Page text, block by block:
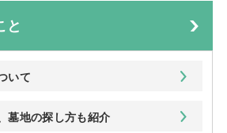
と
いて
墓地の探し方も紹介